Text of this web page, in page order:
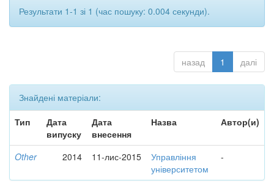
Результати 1-1 зі 1 (час пошуку: 0.004 секунди).
назад 1 далі
Знайдені матеріали:
Тип
Дата
випуску
Дата
внесення
Назва Автор(и)
Other 2014 11-лис-2015
Управління
університетом
-